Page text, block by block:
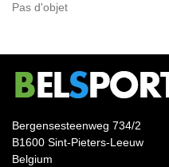
Pas d'objet
Bergensesteenweg 734/2
B1600 Sint-Pieters-Leeuw
Belgium